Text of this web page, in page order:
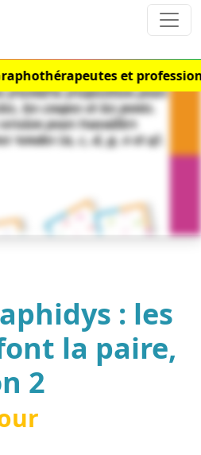
et
: les
la paire,
2